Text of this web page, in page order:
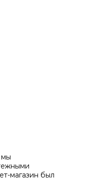
мы
магазин был